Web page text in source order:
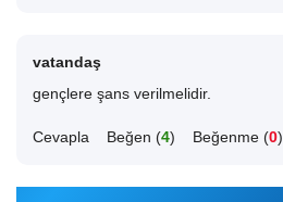
vatandaş
gençlere şans verilmelidir.
Cevapla Beğen (4) Beğenme (0)